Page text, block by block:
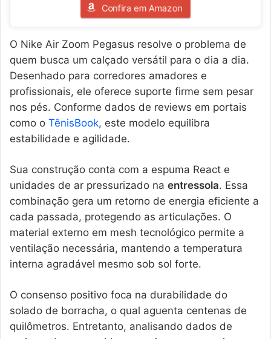
Confira em Amazon
O Nike Air Zoom Pegasus resolve o problema de
quem busca um calçado versátil para o dia a dia.
Desenhado para corredores amadores e
profissionais, ele oferece suporte firme sem pesar
nos pés. Conforme dados de reviews em portais
como o TênisBook, este modelo equilibra
estabilidade e agilidade.
Sua construção conta com a espuma React e
unidades de ar pressurizado na entressola. Essa
combinação gera um retorno de energia eficiente a
cada passada, protegendo as articulações. O
material externo em mesh tecnológico permite a
ventilação necessária, mantendo a temperatura
interna agradável mesmo sob sol forte.
O consenso positivo foca na durabilidade do
solado de borracha, o qual aguenta centenas de
quilômetros. Entretanto, analisando dados de